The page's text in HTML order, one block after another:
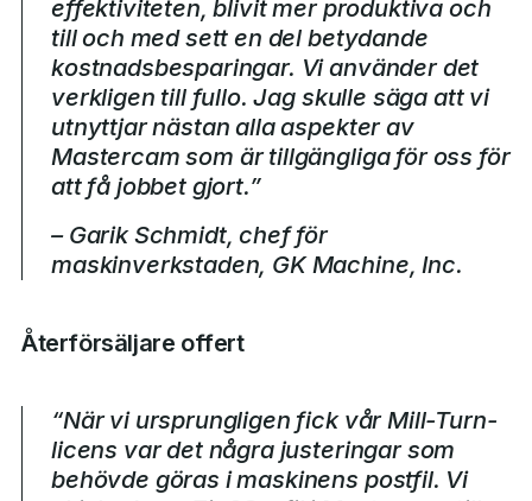
effektiviteten, blivit mer produktiva och
till och med sett en del betydande
kostnadsbesparingar. Vi använder det
verkligen till fullo. Jag skulle säga att vi
utnyttjar nästan alla aspekter av
Mastercam som är tillgängliga för oss för
att få jobbet gjort.”
– Garik Schmidt, chef för
maskinverkstaden, GK Machine, Inc.
Återförsäljare offert
“När vi ursprungligen fick vår Mill-Turn-
licens var det några justeringar som
behövde göras i maskinens postfil. Vi